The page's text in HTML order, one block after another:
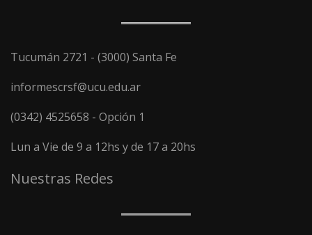
Tucumán 2721 - (3000) Santa Fe
informescrsf@ucu.edu.ar
(0342) 4525658 - Opción 1
Lun a Vie de 9 a 12hs y de 17 a 20hs
Nuestras Redes